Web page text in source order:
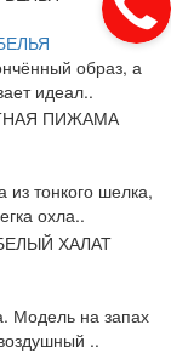
образ, а
идеал..
тонкого шелка,
охла..
Модель на запах
..